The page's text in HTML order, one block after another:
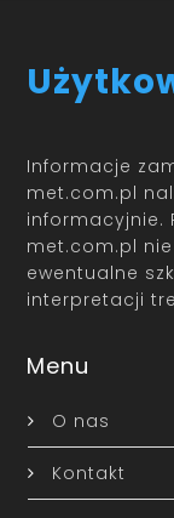
Informacje
met.com.pl
informacyjnie.
met.com.pl
ewentualne
interpretacji
Menu
O nas
Kontakt